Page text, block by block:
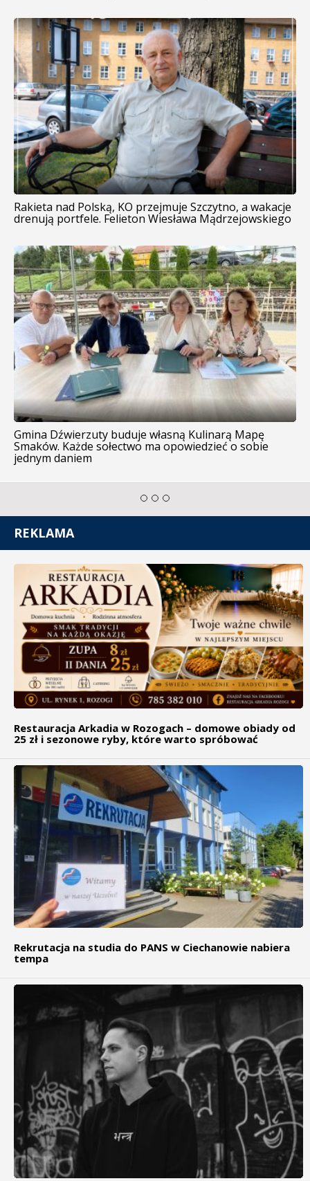
Rakieta nad Polską, KO przejmuje Szczytno, a wakacje
drenują portfele. Felieton Wiesława Mądrzejowskiego
Gmina Dźwierzuty buduje własną Kulinarą Mapę
Smaków. Każde sołectwo ma opowiedzieć o sobie
jednym daniem
REKLAMA
Restauracja Arkadia w Rozogach – domowe obiady od
25 zł i sezonowe ryby, które warto spróbować
Rekrutacja na studia do PANS w Ciechanowie nabiera
tempa